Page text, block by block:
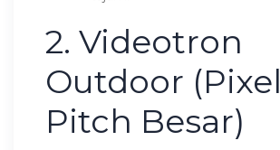
2. Videotron
Outdoor (Pixel
Pitch Besar)